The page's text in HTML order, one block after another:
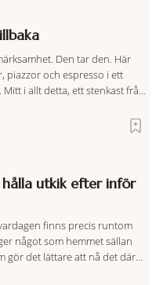
Den tar den. Här
piazzor och espresso i ett
i allt detta, ett stenkast från
hålla utkik efter inför
finns precis runtom
något som hemmet sällan
gör det lättare att nå det där